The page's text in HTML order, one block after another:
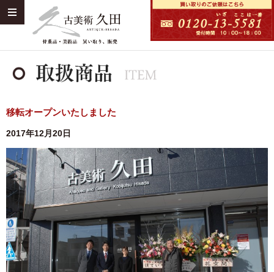
移転オープンいたしました
2017年12月20日